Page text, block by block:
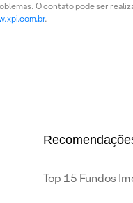
O contato pode ser
.
Top 15 Fundos